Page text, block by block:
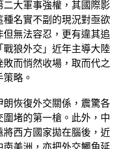
大軍事強權，其國際影
名實不副的現況對亟欲
無法容忍，更有違其追
狼外交」近年主導大陸
而悄然收場，取而代之
略。
恢復外交關係，震驚各
堵的第一槍。此外，中
西方國家拋在腦後，近
美洲，亦把外交觸角延